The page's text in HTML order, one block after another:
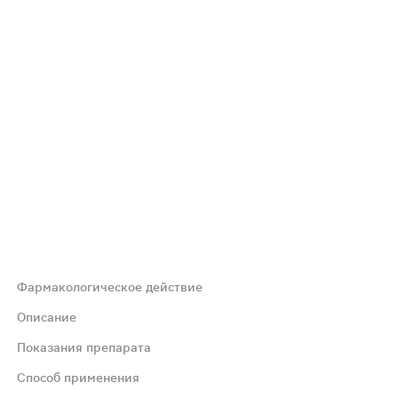
и общее количество сперматозоидов,
Фармакологическое действие
Описание
Показания препарата
Способ применения